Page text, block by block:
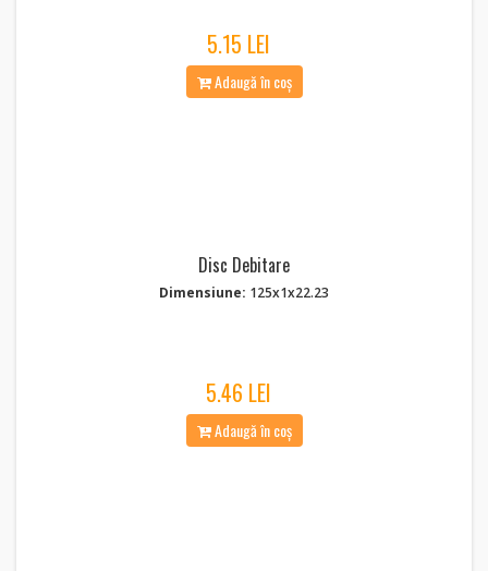
5.15 LEI
Adaugă în coș
Disc Debitare
Dimensiune: 125x1x22.23
5.46 LEI
Adaugă în coș